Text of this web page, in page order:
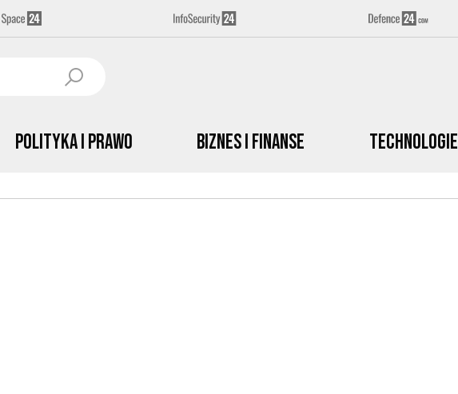
Polityka i prawo Biznes i Finanse Technologie